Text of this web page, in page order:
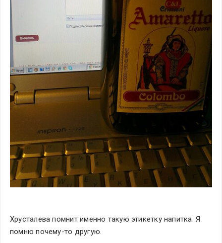
Хрусталева помнит именно такую этикетку напитка. Я
помню почему-то другую.